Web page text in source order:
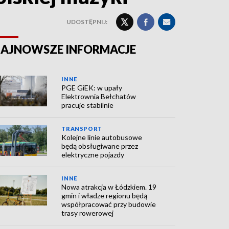
UDOSTĘPNIJ:
INFORMACJE
INNE
PGE GiEK: w upały
Elektrownia Bełchatów
pracuje stabilnie
TRANSPORT
Kolejne linie autobusowe
będą obsługiwane przez
elektryczne pojazdy
INNE
Nowa atrakcja w Łódzkiem. 19
gmin i władze regionu będą
współpracować przy budowie
trasy rowerowej